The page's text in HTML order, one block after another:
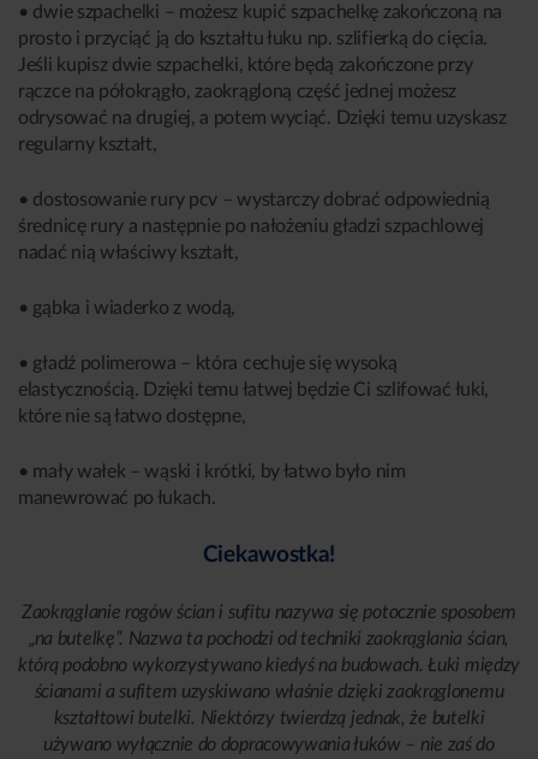
• dwie szpachelki – możesz kupić szpachelkę zakończoną na
prosto i przyciąć ją do kształtu łuku np. szlifierką do cięcia.
Jeśli kupisz dwie szpachelki, które będą zakończone przy
rączce na półokrągło, zaokrągloną część jednej możesz
odrysować na drugiej, a potem wyciąć. Dzięki temu uzyskasz
regularny kształt,
• dostosowanie rury pcv – wystarczy dobrać odpowiednią
średnicę rury a następnie po nałożeniu gładzi szpachlowej
nadać nią właściwy kształt,
• gąbka i wiaderko z wodą,
• gładź polimerowa – która cechuje się wysoką
elastycznością. Dzięki temu łatwej będzie Ci szlifować łuki,
które nie są łatwo dostępne,
• mały wałek – wąski i krótki, by łatwo było nim
manewrować po łukach.
Ciekawostka!
Zaokrąglanie rogów ścian i sufitu nazywa się potocznie sposobem
„na butelkę”. Nazwa ta pochodzi od techniki zaokrąglania ścian,
którą podobno wykorzystywano kiedyś na budowach. Łuki między
ścianami a sufitem uzyskiwano właśnie dzięki zaokrąglonemu
kształtowi butelki. Niektórzy twierdzą jednak, że butelki
używano wyłącznie do dopracowywania łuków – nie zaś do